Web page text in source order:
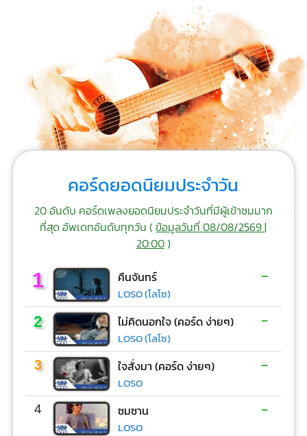
คอร์ดยอดนิยมประจำวัน
20 อันดับ คอร์ดเพลงยอดนิยมประจำวันที่มีผู้เข้าชมมาก
ที่สุด อัพเดทอันดับทุกวัน (ข้อมูลวันที่ 08/08/2569 |
20:00)
1 คืนจันทร์
LOSO (โลโซ)
-
2 ไม่คิดนอกใจ (คอร์ด ง่ายๆ)
LOSO (โลโซ)
-
3 ใจสั่งมา (คอร์ด ง่ายๆ)
LOSO
-
4 ซมซาน
LOSO
-